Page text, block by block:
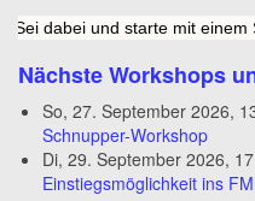
und starte mit einem
Nächste Workshops
So, 27. September 2026,
Schnupper-Workshop
Di, 29. September 2026,
Einstiegsmöglichkeit ins